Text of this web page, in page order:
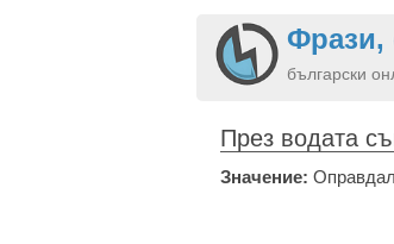
Фрази,
български
През водата
Значение: